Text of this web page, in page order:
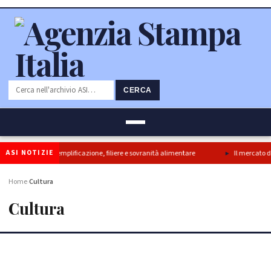
CERCA
ASI NOTIZIE
per semplificazione, filiere e sovranità alimentare Il mercato dei
HomeCultura
Cultura